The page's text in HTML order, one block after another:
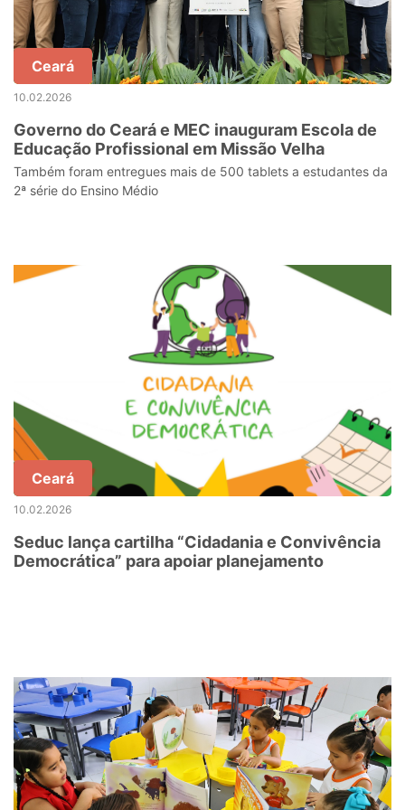
Ceará
10.02.2026
Governo do Ceará e MEC inauguram Escola de
Educação Profissional em Missão Velha
Também foram entregues mais de 500 tablets a estudantes da
2ª série do Ensino Médio
Ceará
10.02.2026
Seduc lança cartilha “Cidadania e Convivência
Democrática” para apoiar planejamento